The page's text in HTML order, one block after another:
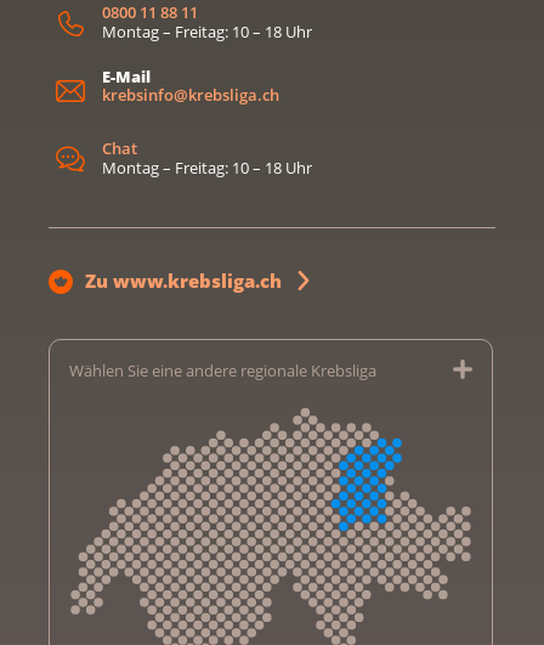
0800 11 88 11
Montag – Freitag: 10 – 18 Uhr
E-Mail
krebsinfo@krebsliga.ch
Chat
Montag – Freitag: 10 – 18 Uhr
Zu www.krebsliga.ch
Wählen Sie eine andere regionale Krebsliga